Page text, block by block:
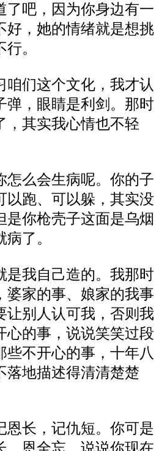
了吧，因为你身边有一
好，她的情绪就是想挑
。
咱们这个文化，我才认
弹，眼睛是利剑。那时
，其实我心情也不轻
怎么会生病呢。你的子
以跑、 可以躲 ， 其实没
是你枪壳子这面是乌烟
病了。
是我自己造的。我那时
婆家的事、 娘家的我事
让别人认可我，否则我
心的事，说说笑笑过段
些不开心的事，十年八
落地描述得清清楚楚
恩长，记仇短。你可是